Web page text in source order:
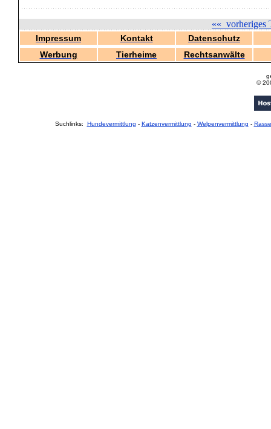
«« vorheriges
Impressum Kontakt
Datenschutz
Werbung
Tierheime Rechtsanwälte
©
Suchlinks: Hundevermittlung - Katzenvermittlung - Welpenvermittlung -